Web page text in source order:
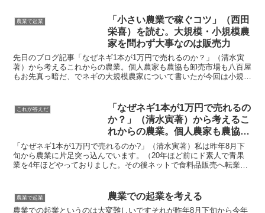
農業で起業
「小さい農業で稼ぐコツ」（西田
栄喜）を読む。大規模・小規模農
家を問わず大事なのは販売力
先日のブログ記事「なぜネギ1本が1万円で売れるのか？」（清水寅
著）から考えるこれからの農業。個人農家も農協も卸売市場も八百屋
もお先真っ暗だ、でネギの大規模農家について書いたが今回は小規模
これが答えだ
「なぜネギ1本が1万円で売れるの
か？」（清水寅著）から考えるこ
れからの農業。個人農家も農協も
卸売市場も八百屋もお先真っ暗だ
「なぜネギ1本が1万円で売れるのか?」（清水寅著）私は昨年8月下
旬から農業に片足突っ込んでいます。（20年ほど前にド素人で青果
業を4年ほどやっておりました。その後ネットで食料品販売へ転業）
農業で起業 農業での起業を考える
農業での起業というのは大変難しいですそれが昨年8月下旬から今年